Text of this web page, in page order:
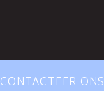
CONTACTEER ONS